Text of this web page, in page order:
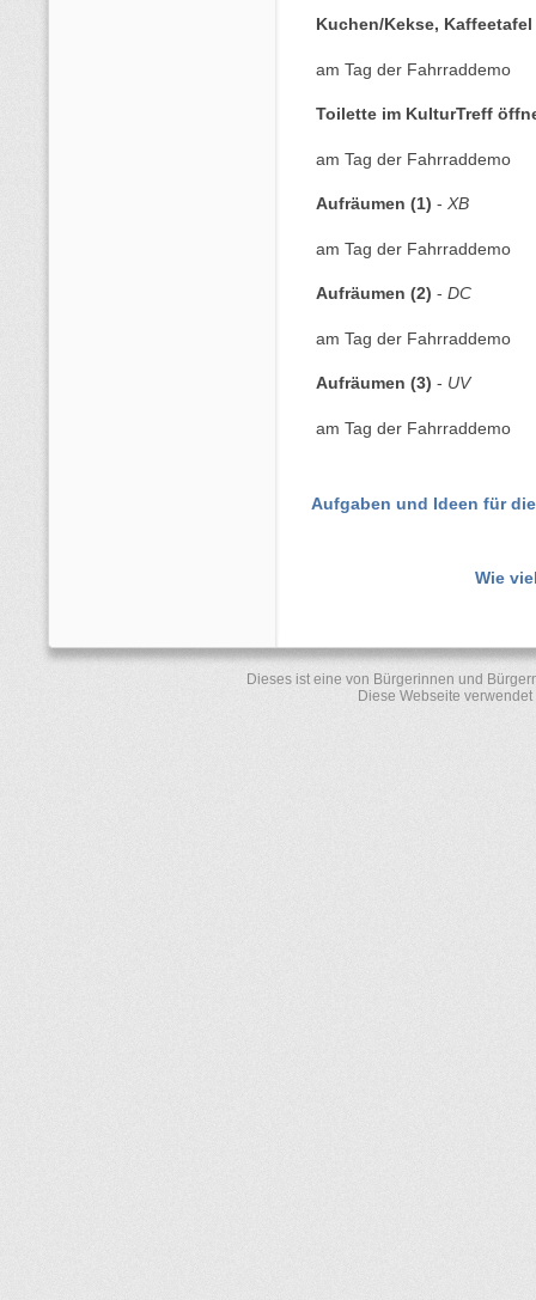
Kuchen/Kekse,
am Tag der Fahrraddemo
Toilette im KulturTreff
am Tag der Fahrraddemo
Aufräumen (1) - XB
am Tag der Fahrraddemo
Aufräumen (2) - DC
am Tag der Fahrraddemo
Aufräumen (3) - UV
am Tag der Fahrraddemo
Aufgaben und Ideen für
Wie
Dieses ist eine von Bürgerinnen und
Diese Webseite